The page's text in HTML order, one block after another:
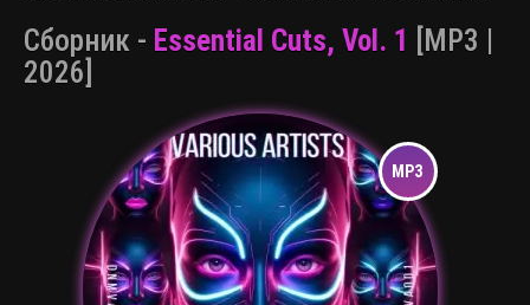
Сборник - Essential Cuts, Vol. 1
[MP3 |
2026]